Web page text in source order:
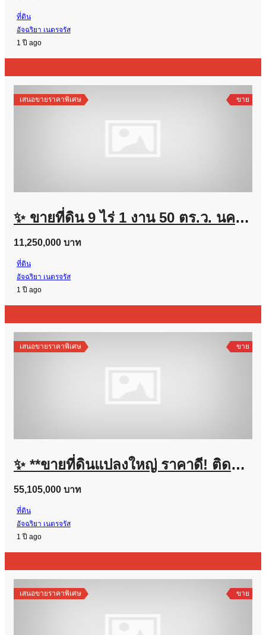
ที่ดิน
อัจฉริยา เนตรจรัส
1 ปี ago
เสนอขายราคาพิเศษ ขาย
✨ ขายที่ดิน 9 ไร่ 1 งาน 50 ตร.ว. นครสวรรค์ – ติดถนนทางหลวง ใกล้ตลาด ✨
11,250,000 บาท
ที่ดิน
อัจฉริยา เนตรจรัส
1 ปี ago
เสนอขายราคาพิเศษ ขาย
✨ **ขายที่ดินแปลงใหญ่ ราคาดี! ติดถนนทางหลวง นครสวรรค์** ✨
55,105,000 บาท
ที่ดิน
อัจฉริยา เนตรจรัส
1 ปี ago
เสนอขายราคาพิเศษ ขาย